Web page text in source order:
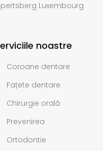
Luxembourg
noastre
Coroane dentare
Fațete dentare
Chirurgie orală
Prevenirea
Ortodontie